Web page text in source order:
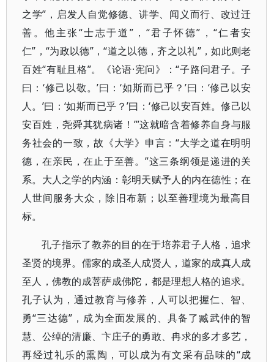
之学”，启发人自觉修德、讲学、闻义而行、改过迁
善。他主张“士志于道”，“君子怀德”，“仁者安
仁”，“为政以德”，“道之以德，齐之以礼”，如此则老
百姓“有耻且格”。《论语·宪问》：“子路问君子。子
曰：‘修己以敬。’曰：‘如斯而已乎？’曰：‘修己以安
人。’曰：‘如斯而已乎？’曰：‘修己以安百姓。修己以
安百姓，尧舜其犹病诸！’”这就暗含着修养自身与服
务社会的一致，故《大学》申言：“大学之道在明明
德，在亲民，在止于至善。”这三条纲领是递进的关
系。大人之学的内涵：彰明天赋予人的内在德性；在
人世间服务大众，除旧布新；以至善理境为最高目
标。
孔子指示了教养的目的在于培养君子人格，追求
圣贤的境界。儒家的成圣人成贤人，道家的成真人成
至人，佛教的成菩萨成佛陀，都是理想人格的追求。
孔子认为，通过教育与修养，人可以把握仁、智、
勇“三达德”，成为全面发展的、具备了臧武仲的智
慧、公绰的清廉、卞庄子的勇敢、冉求的多才多艺，
再经过礼乐的熏陶，可以成为有文采有品味的“成